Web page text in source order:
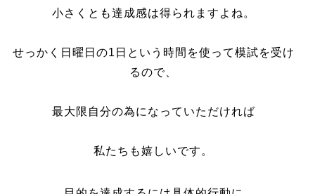
小さくとも達成感は得られますよね。
せっかく日曜日の1日という時間を使って模試を受け
るので、
最大限自分の為になっていただければ
私たちも嬉しいです。